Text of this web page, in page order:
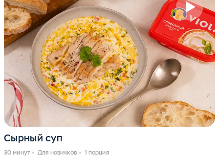
Сырный суп
30 минут Для новичков 1 порция